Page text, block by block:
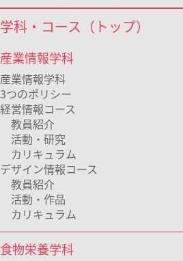
学科・コース（トップ）
産業情報学科
産業情報学科
3つのポリシー
経営情報コース
教員紹介
活動・研究
カリキュラム
デザイン情報コース
教員紹介
活動・作品
カリキュラム
食物栄養学科